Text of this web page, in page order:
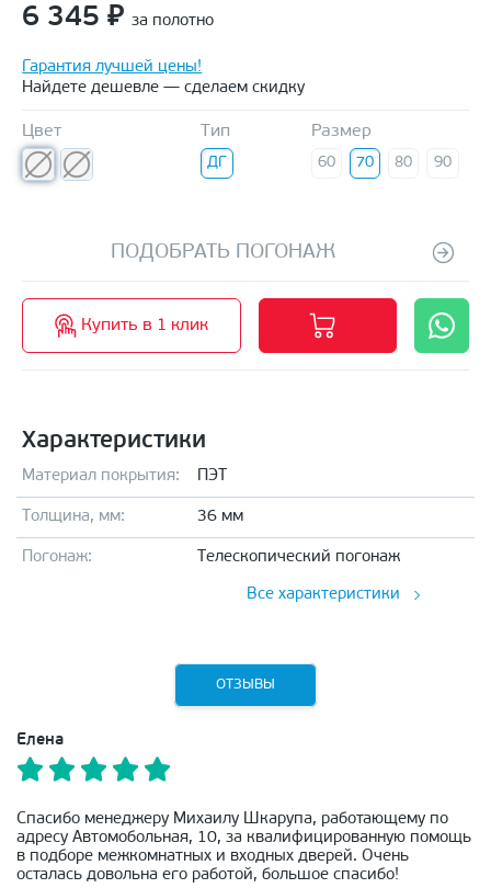
6 345 ₽ за полотно
Гарантия лучшей цены!
Найдете дешевле — сделаем скидку
Цвет Тип
ДГ
Размер
60 70 80 90
ПОДОБРАТЬ ПОГОНАЖ
Купить в 1 клик
Характеристики
Материал покрытия: ПЭТ
Толщина, мм: 36 мм
Погонаж: Телескопический погонаж
Все характеристики
ОТЗЫВЫ
Елена
Спасибо менеджеру Михаилу Шкарупа, работающему по
адресу Автомобольная, 10, за квалифицированную помощь
в подборе межкомнатных и входных дверей. Очень
осталась довольна его работой, большое спасибо!